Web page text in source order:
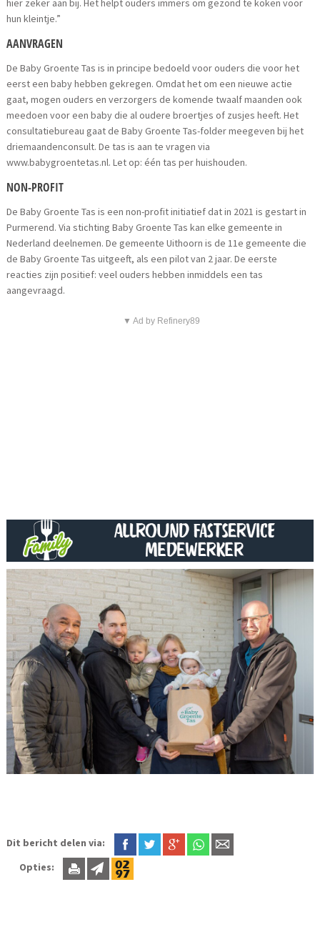
hier zeker aan bij. Het helpt ouders immers om gezond te koken voor
hun kleintje.”
AANVRAGEN
De Baby Groente Tas is in principe bedoeld voor ouders die voor het
eerst een baby hebben gekregen. Omdat het om een nieuwe actie
gaat, mogen ouders en verzorgers de komende twaalf maanden ook
meedoen voor een baby die al oudere broertjes of zusjes heeft. Het
consultatiebureau gaat de Baby Groente Tas-folder meegeven bij het
driemaandenconsult. De tas is aan te vragen via
www.babygroentetas.nl. Let op: één tas per huishouden.
NON-PROFIT
De Baby Groente Tas is een non-profit initiatief dat in 2021 is gestart in
Purmerend. Via stichting Baby Groente Tas kan elke gemeente in
Nederland deelnemen. De gemeente Uithoorn is de 11e gemeente die
de Baby Groente Tas uitgeeft, als een pilot van 2 jaar. De eerste
reacties zijn positief: veel ouders hebben inmiddels een tas
aangevraagd.
▼ Ad by Refinery89
Dit bericht delen via:
Opties: